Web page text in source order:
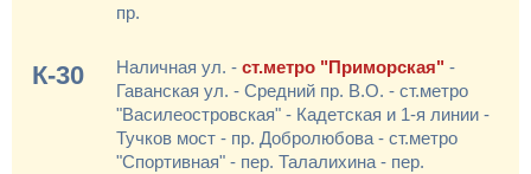
пр.
К-30 Наличная ул. - ст.метро "Приморская" -
Гаванская ул. - Средний пр. В.О. - ст.метро
"Василеостровская" - Кадетская и 1-я линии -
Тучков мост - пр. Добролюбова - ст.метро
"Спортивная" - пер. Талалихина - пер.